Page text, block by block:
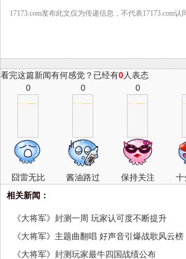
17173.com发布此文仅为传递信息，不代表17173.com认
看完这篇新闻有何感觉？已经有0人表态
0
囧雷无比
0
酱油路过
0
保持关注 十
相关新闻：
《大将军》封测一周 玩家认可度不断提升
《大将军》主题曲翻唱 好声音引爆战歌风云榜
《大将军》封测玩家最牛四国战绩公布